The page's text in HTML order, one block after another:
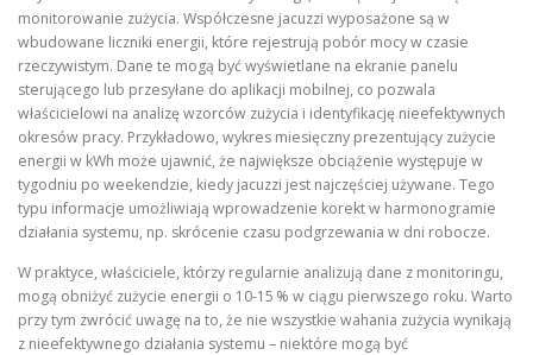
monitorowanie zużycia. Współczesne jacuzzi wyposażone są w
wbudowane liczniki energii, które rejestrują pobór mocy w czasie
rzeczywistym. Dane te mogą być wyświetlane na ekranie panelu
sterującego lub przesyłane do aplikacji mobilnej, co pozwala
właścicielowi na analizę wzorców zużycia i identyfikację nieefektywnych
okresów pracy. Przykładowo, wykres miesięczny prezentujący zużycie
energii w kWh może ujawnić, że największe obciążenie występuje w
tygodniu po weekendzie, kiedy jacuzzi jest najczęściej używane. Tego
typu informacje umożliwiają wprowadzenie korekt w harmonogramie
działania systemu, np. skrócenie czasu podgrzewania w dni robocze.
W praktyce, właściciele, którzy regularnie analizują dane z monitoringu,
mogą obniżyć zużycie energii o 10‑15 % w ciągu pierwszego roku. Warto
przy tym zwrócić uwagę na to, że nie wszystkie wahania zużycia wynikają
z nieefektywnego działania systemu – niektóre mogą być